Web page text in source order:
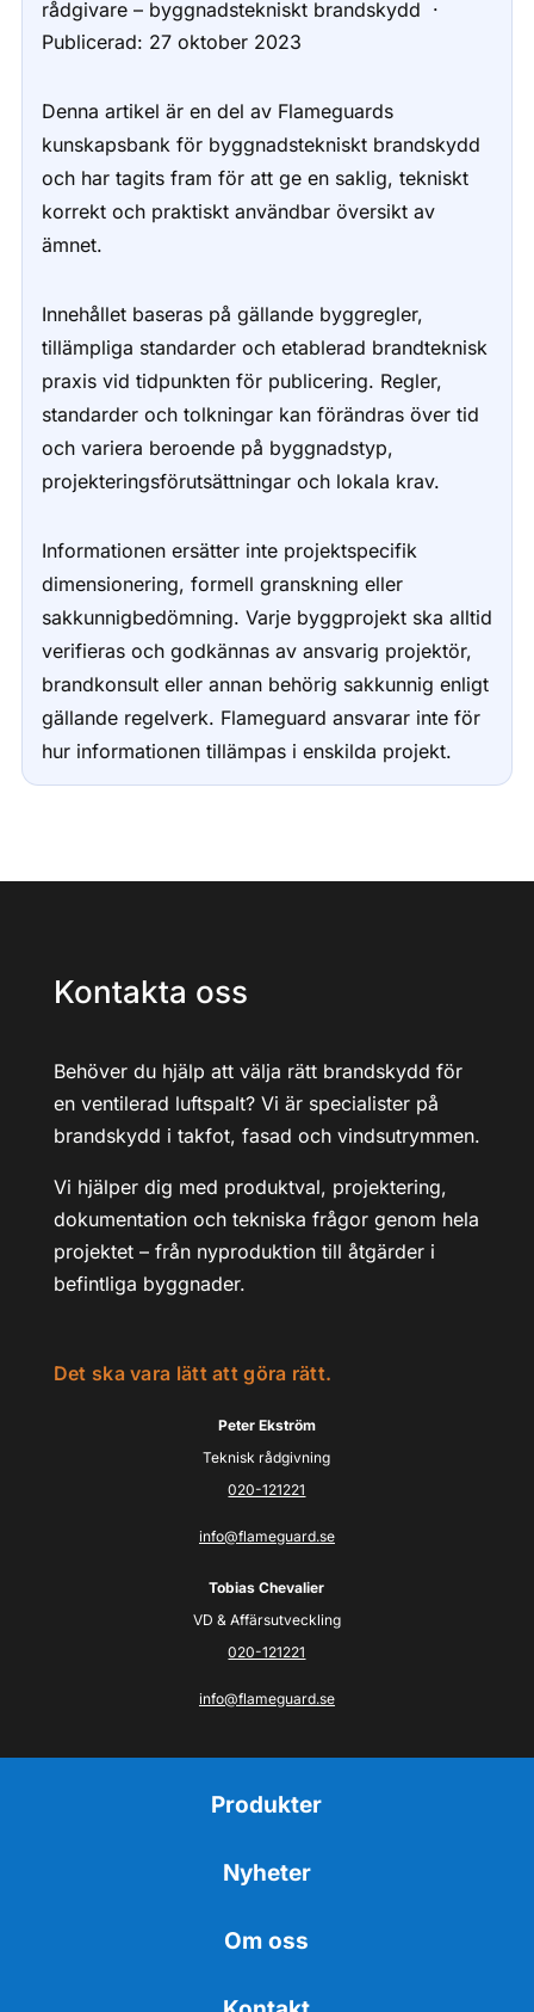
rådgivare – byggnadstekniskt brandskydd ·
Publicerad: 27 oktober 2023
Denna artikel är en del av Flameguards
kunskapsbank för byggnadstekniskt brandskydd
och har tagits fram för att ge en saklig, tekniskt
korrekt och praktiskt användbar översikt av
ämnet.
Innehållet baseras på gällande byggregler,
tillämpliga standarder och etablerad brandteknisk
praxis vid tidpunkten för publicering. Regler,
standarder och tolkningar kan förändras över tid
och variera beroende på byggnadstyp,
projekteringsförutsättningar och lokala krav.
Informationen ersätter inte projektspecifik
dimensionering, formell granskning eller
sakkunnigbedömning. Varje byggprojekt ska alltid
verifieras och godkännas av ansvarig projektör,
brandkonsult eller annan behörig sakkunnig enligt
gällande regelverk. Flameguard ansvarar inte för
hur informationen tillämpas i enskilda projekt.
Kontakta oss
Behöver du hjälp att välja rätt brandskydd för
en ventilerad luftspalt? Vi är specialister på
brandskydd i takfot, fasad och vindsutrymmen.
Vi hjälper dig med produktval, projektering,
dokumentation och tekniska frågor genom hela
projektet – från nyproduktion till åtgärder i
befintliga byggnader.
Det ska vara lätt att göra rätt.
Peter Ekström
Teknisk rådgivning
020-121221
info@flameguard.se
Tobias Chevalier
VD & Affärsutveckling
020-121221
info@flameguard.se
Produkter
Nyheter
Om oss